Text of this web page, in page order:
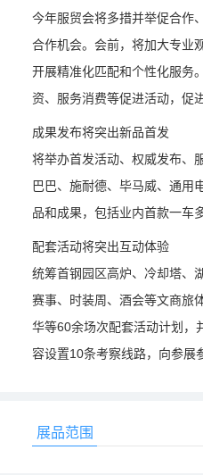
今年服贸会将多措并举促合作
合作机会。会前，将加大专业
开展精准化匹配和个性化服务
资、服务消费等促进活动，促
成果发布将突出新品首发
将举办首发活动、权威发布、
巴巴、施耐德、毕马威、通用
品和成果，包括业内首款一车
配套活动将突出互动体验
统筹首钢园区高炉、冷却塔、
赛事、时装周、酒会等文商旅
华等60余场次配套活动计划，
容设置10条考察线路，向参展
展品范围